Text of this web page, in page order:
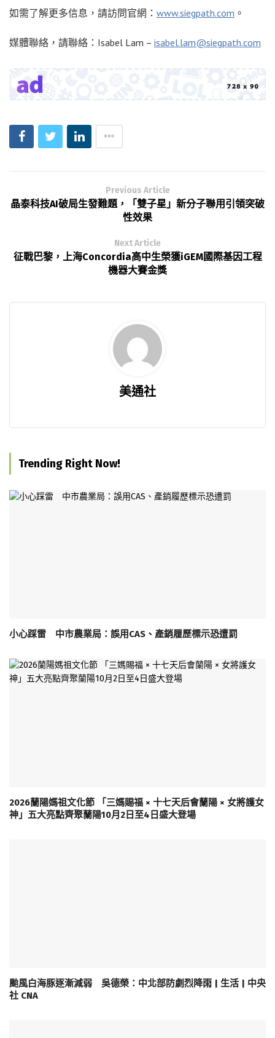
如需了解更多信息，請訪問官網： www.siegpath.com 。
媒體聯絡，請聯絡：Isabel Lam – isabel.lam@siegpath.com
Previous Article
晶泰科技AI破局生發難題，「雙子星」新分子聯用引領突破
性效果
Next Article
征戰巴黎，上海Concordia高中生榮獲iGEM國際基因工程
機器大賽金獎
美通社
Trending Right Now!
小心踩雷 中市農業局：誤用CAS、產銷履歷標示恐遭罰
2026蘭陽媽祖文化節 「三媽賜福 × 十七天后會蘭陽 × 女將護女
神」五大亮點齊聚蘭陽10月2日至4日盛大登場
颱風白海豚逐漸減弱 吳德榮：中北部防劇烈降雨 | 生活 | 中央
社 CNA